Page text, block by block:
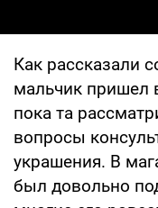
Как рассказали
мальчик пришел
пока та
вопросы
украшения. В
был довольно